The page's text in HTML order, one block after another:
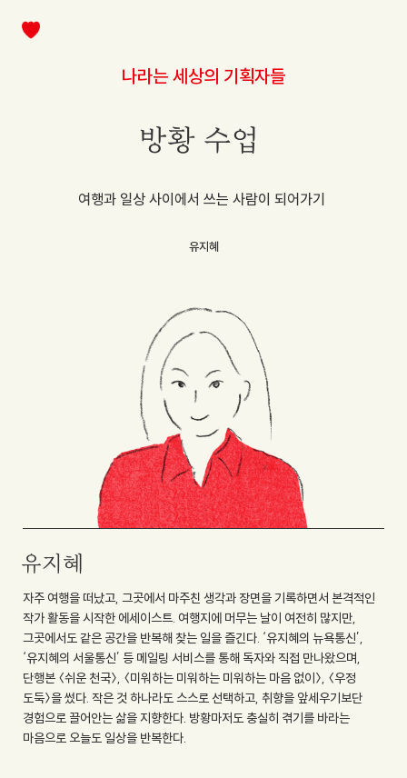
나라는 세상의 기획자들
방황 수업
여행과 일상 사이에서 쓰는 사람이 되어가기
유지혜
유지혜
자주 여행을 떠났고, 그곳에서 마주친 생각과 장면을 기록하면서 본격적인
작가 활동을 시작한 에세이스트. 여행지에 머무는 날이 여전히 많지만,
그곳에서도 같은 공간을 반복해 찾는 일을 즐긴다. ‘유지혜의 뉴욕통신’,
‘유지혜의 서울통신’ 등 메일링 서비스를 통해 독자와 직접 만나왔으며,
단행본 〈쉬운 천국〉, 〈미워하는 미워하는 미워하는 마음 없이〉, 〈우정
도둑〉을 썼다. 작은 것 하나라도 스스로 선택하고, 취향을 앞세우기보단
경험으로 끌어안는 삶을 지향한다. 방황마저도 충실히 겪기를 바라는
마음으로 오늘도 일상을 반복한다.